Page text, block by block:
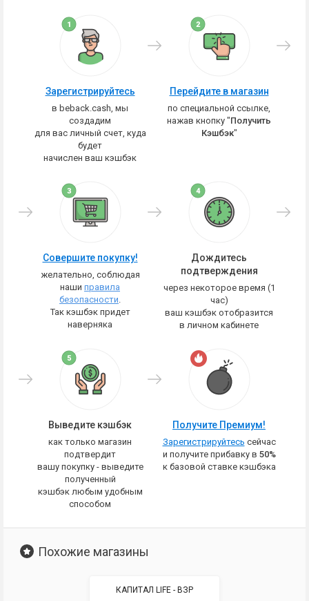
Зарегистрируйтесь
в beback.cash, мы
создадим
для вас личный счет, куда
будет
начислен ваш кэшбэк
Перейдите в магазин
по специальной ссылке,
нажав кнопку "Получить
Кэшбэк"
Совершите покупку!
желательно, соблюдая
наши правила
безопасности.
Так кэшбэк придет
наверняка
Дождитесь
подтверждения
через некоторое время (1
час)
ваш кэшбэк отобразится
в личном кабинете
Выведите кэшбэк
как только магазин
подтвердит
вашу покупку - выведите
полученный
кэшбэк любым удобным
способом
Получите Премиум!
Зарегистрируйтесь сейчас
и получите прибавку в 50%
к базовой ставке кэшбэка
Похожие магазины
КАПИТАЛ LIFE - ВЗР